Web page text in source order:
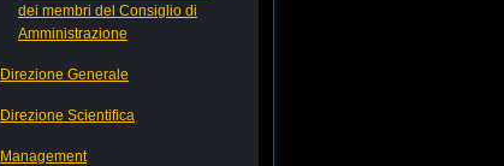
dei membri del Consiglio di
Amministrazione
Direzione Generale
Direzione Scientifica
Management